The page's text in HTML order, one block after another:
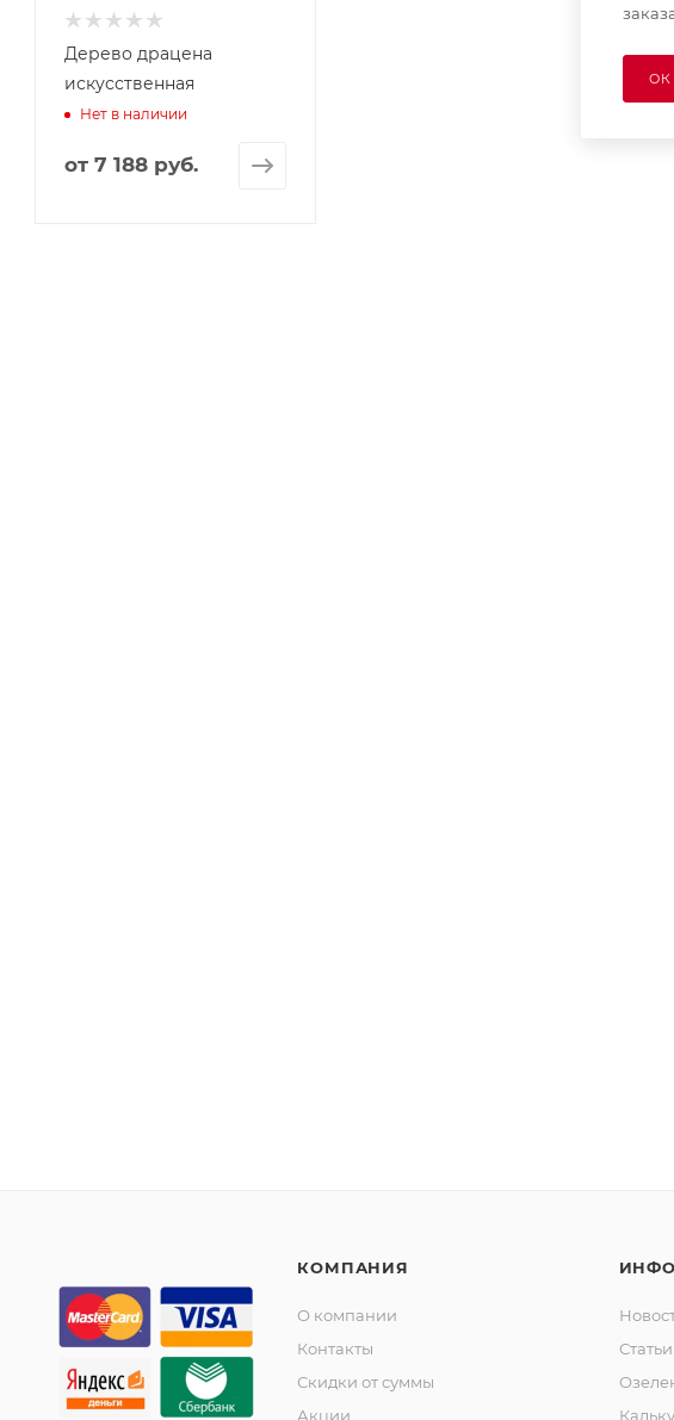
Дерево драцена
искусственная
Нет в наличии
от 7 188 руб.
КОМПАНИЯ
О компании
Контакты
Скидки от суммы
Акции
Статьи
ОК